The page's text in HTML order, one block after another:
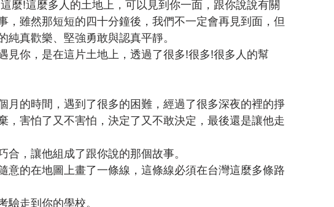
麼!這麼多人的土地上，可以見到你一面，跟你說說有關
，雖然那短短的四十分鐘後，我們不一定會再見到面，但
真歡樂、堅強勇敢與認真平靜。
見你，是在這片土地上，透過了很多!很多!很多人的幫
月的時間，遇到了很多的困難，經過了很多深夜的裡的掙
，害怕了又不害怕，決定了又不敢決定，最後還是讓他走
，讓他組成了跟你說的那個故事。
意的在地圖上畫了一條線，這條線必須在台灣這麼多條路
驗走到你的學校。